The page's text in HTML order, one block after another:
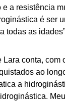
a resistência
é ser
todas as
Lara conta, com
ao
a